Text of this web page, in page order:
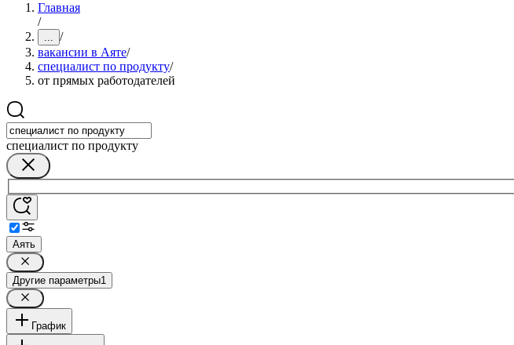
Главная
/
... /
вакансии в Аяте/
специалист по продукту/
от прямых работодателей
специалист по продукту
Аять
Другие параметры1
График